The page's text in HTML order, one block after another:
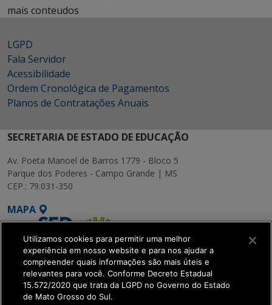
mais conteudos
LGPD
Fala Servidor
Acessibilidade
Ordem Cronológica de Pagamentos
Planos de Contratações Anuais
SECRETARIA DE ESTADO DE EDUCAÇÃO
Av. Poeta Manoel de Barros 1779 - Bloco 5
Parque dos Poderes - Campo Grande | MS
CEP.: 79.031-350
MAPA
SETDIG | Secretaria-
Utilizamos cookies para permitir uma melhor
experiência em nosso website e para nos ajudar a
compreender quais informações são mais úteis e
relevantes para você. Conforme Decreto Estadual
15.572/2020 que trata da LGPD no Governo do Estado
de Mato Grosso do Sul.